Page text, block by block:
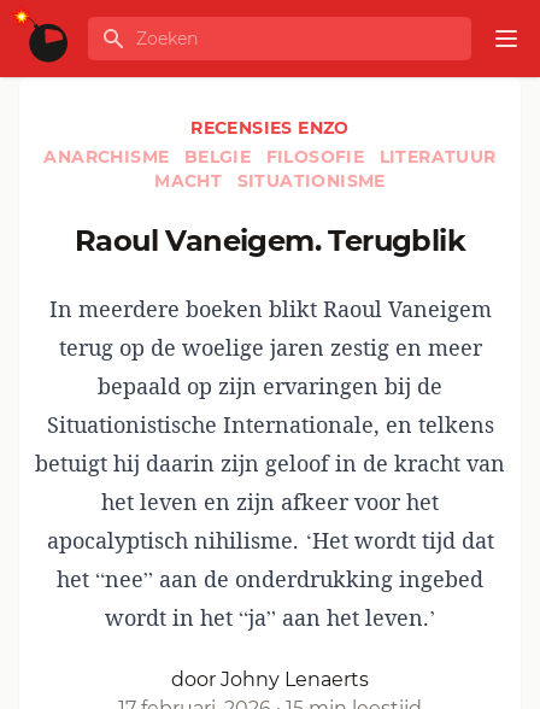
Ga naar de inhoud
GLOBALINFO
Zoeken
RECENSIES ENZO
ANARCHISME
BELGIE FILOSOFIE
LITERATUUR
MACHT
SITUATIONISME
Raoul Vaneigem. Terugblik
In meerdere boeken blikt Raoul Vaneigem
terug op de woelige jaren zestig en meer
bepaald op zijn ervaringen bij de
Situationistische Internationale, en telkens
betuigt hij daarin zijn geloof in de kracht van
het leven en zijn afkeer voor het
apocalyptisch nihilisme. ‘Het wordt tijd dat
het “nee” aan de onderdrukking ingebed
wordt in het “ja” aan het leven.’
door Johny Lenaerts